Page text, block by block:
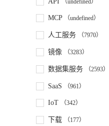
MCP （undefined）
人工服务 （7970）
镜像 （3283）
数据集服务 （2593）
SaaS （961）
IoT （342）
下载 （177）